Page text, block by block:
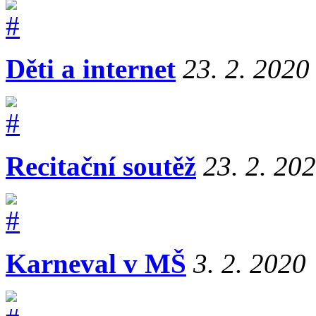
Děti a internet 23. 2. 2020
Recitační soutěž 23. 2.
Karneval v MŠ 3. 2. 2020